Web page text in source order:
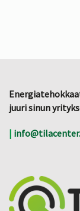
juuri sinun
|